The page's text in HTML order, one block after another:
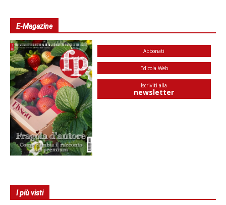
E-Magazine
Abbonati
Edicola Web
Iscriviti alla
newsletter
I più visti